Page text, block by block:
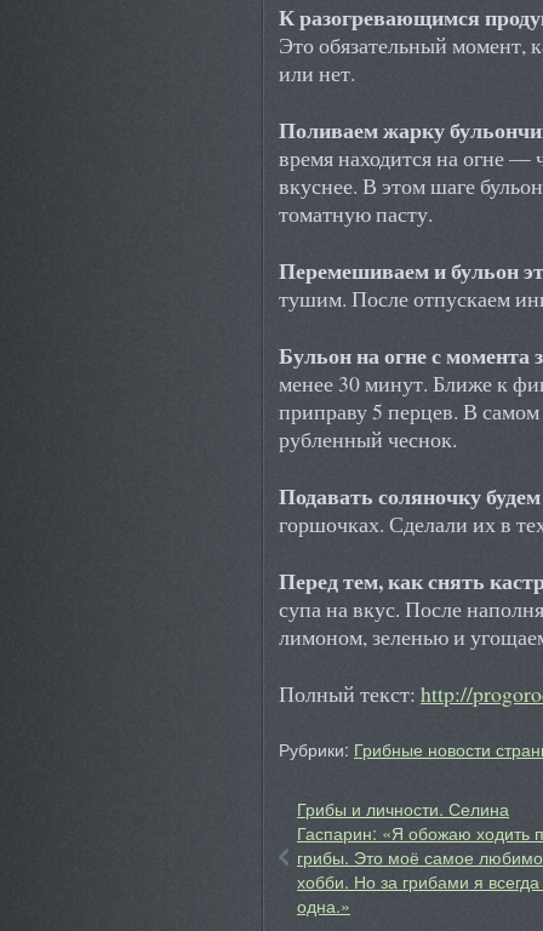
К разогревающимся
Это обязательный момент,
или нет.
Поливаем жарку
время находится на огне —
вкуснее. В этом шаге
томатную пасту.
Перемешиваем и бульон
тушим. После отпускаем
Бульон на огне с момента
менее 30 минут. Ближе к
приправу 5 перцев. В
рубленный чеснок.
Подавать соляночку
горшочках. Сделали их в
Перед тем, как снять
супа на вкус. После
лимоном, зеленью и
Полный текст: http://
Рубрики: Грибные новости
Грибы и личности. Селина
Гаспарин: «Я обожаю ходить
грибы. Это моё самое
хобби. Но за грибами я
одна.»